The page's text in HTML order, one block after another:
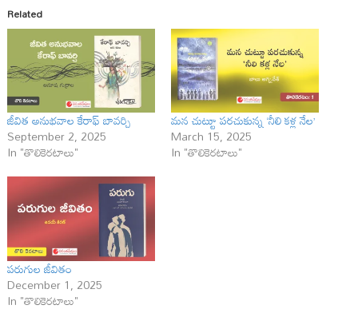
Related
జీవిత అనుభవాల కేరాఫ్ బావర్చి
September 2, 2025
In "తొలికెరటాలు"
మన చుట్టూ పరచుకున్న ‘నీలి కళ్ల నేల’
March 15, 2025
In "తొలికెరటాలు"
పరుగుల జీవితం
December 1, 2025
In "తొలికెరటాలు"